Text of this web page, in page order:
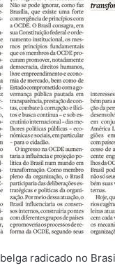
radicado no